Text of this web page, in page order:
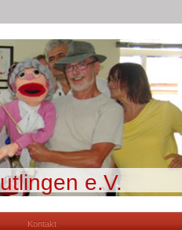
e.V.
Kontakt